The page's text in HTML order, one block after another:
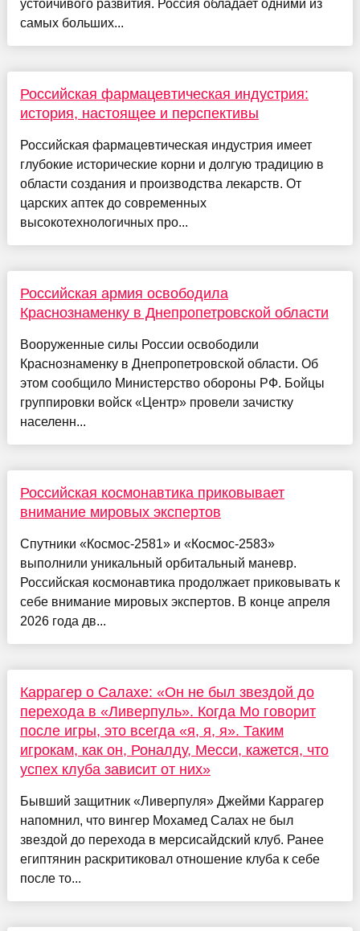
устойчивого развития. Россия обладает одними из
самых больших...
Российская фармацевтическая индустрия:
история, настоящее и перспективы
Российская фармацевтическая индустрия имеет
глубокие исторические корни и долгую традицию в
области создания и производства лекарств. От
царских аптек до современных
высокотехнологичных про...
Российская армия освободила
Краснознаменку в Днепропетровской области
Вооруженные силы России освободили
Краснознаменку в Днепропетровской области. Об
этом сообщило Министерство обороны РФ. Бойцы
группировки войск «Центр» провели зачистку
населенн...
Российская космонавтика приковывает
внимание мировых экспертов
Спутники «Космос-2581» и «Космос-2583»
выполнили уникальный орбитальный маневр.
Российская космонавтика продолжает приковывать к
себе внимание мировых экспертов. В конце апреля
2026 года дв...
Каррагер о Салахе: «Он не был звездой до
перехода в «Ливерпуль». Когда Мо говорит
после игры, это всегда «я, я, я». Таким
игрокам, как он, Роналду, Месси, кажется, что
успех клуба зависит от них»
Бывший защитник «Ливерпуля» Джейми Каррагер
напомнил, что вингер Мохамед Салах не был
звездой до перехода в мерсисайдский клуб. Ранее
египтянин раскритиковал отношение клуба к себе
после то...